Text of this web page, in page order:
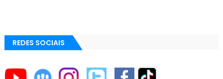
REDES SOCIAIS